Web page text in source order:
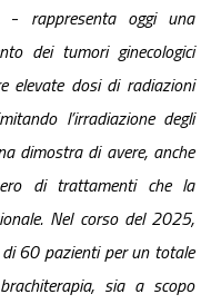
- rappresenta oggi una
dei tumori ginecologici
elevate dosi di radiazioni
l’irradiazione degli
dimostra di avere, anche
di trattamenti che la
Nel corso del 2025,
60 pazienti per un totale
sia a scopo